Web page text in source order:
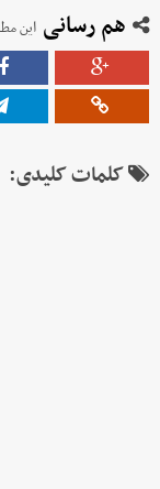
هم رسانی این
کلمات کلیدی: